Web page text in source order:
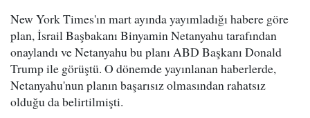
New York Times'ın mart ayında yayımladığı habere göre
plan, İsrail Başbakanı Binyamin Netanyahu tarafından
onaylandı ve Netanyahu bu planı ABD Başkanı Donald
Trump ile görüştü. O dönemde yayınlanan haberlerde,
Netanyahu'nun planın başarısız olmasından rahatsız
olduğu da belirtilmişti.